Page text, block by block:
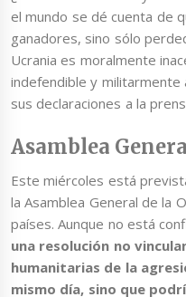
el mundo se dé cuenta de
ganadores, sino sólo
Ucrania es moralmente
indefendible y militarmente
sus declaraciones a la
Asamblea
Este miércoles está
la Asamblea General de la
países. Aunque no está
una resolución no
humanitarias de la
mismo día, sino que